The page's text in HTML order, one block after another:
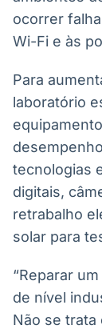
ocorrer
Wi-Fi e às
Para
laboratório
tecnologias
digitais,
retrabalho
solar para
“Reparar
de nível
Não se trata